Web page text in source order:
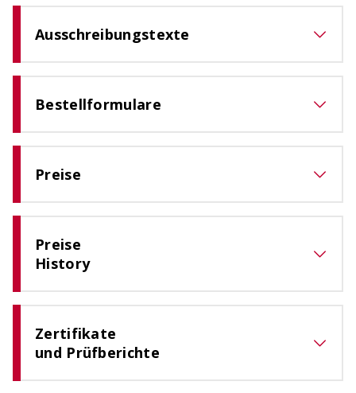
Ausschreibungstexte
Bestellformulare
Preise
Preise
History
Zertifikate
und Prüfberichte